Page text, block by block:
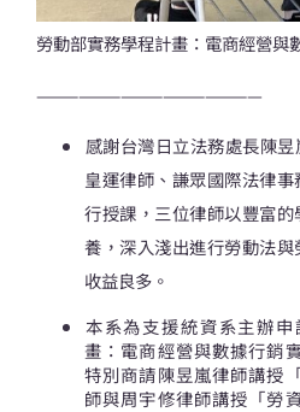
勞動部實務學程計畫：電商經營與
————————————————
感謝台灣日立法務處長陳
皇運律師、謙眾國際法律
行授課，三位律師以豐富
養，深入淺出進行勞動法
收益良多。
本系為支援統資系主辦
畫：電商經營與數據行銷
特別商請陳昱嵐律師講授
師與周宇修律師講授「勞